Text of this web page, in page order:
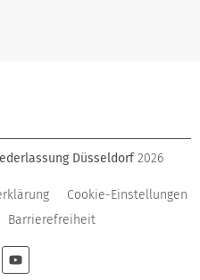
Düsseldorf 2026
Cookie-Einstellungen
Barrierefreiheit